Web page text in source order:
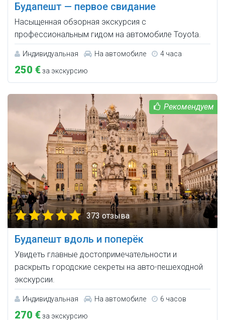
Будапешт — первое свидание
Насыщенная обзорная экскурсия с
профессиональным гидом на автомобиле Toyota.
Индивидуальная На автомобиле 4 часа
250 €за экскурсию
373 отзыва
Будапешт вдоль и поперёк
Увидеть главные достопримечательности и
раскрыть городские секреты на авто-пешеходной
экскурсии.
Индивидуальная На автомобиле 6 часов
270 €за экскурсию